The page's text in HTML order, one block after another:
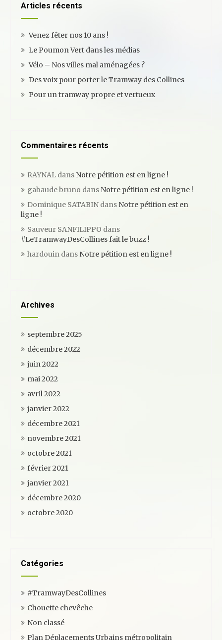
h
Articles récents
Venez fêter nos 10 ans !
Le Poumon Vert dans les médias
Vélo – Nos villes mal aménagées ?
Des voix pour porter le Tramway des Collines
Pour un tramway propre et vertueux
Commentaires récents
RAYNAL dans Notre pétition est en ligne !
gabaude bruno dans Notre pétition est en ligne !
Dominique SATABIN dans Notre pétition est en
ligne !
Sauveur SANFILIPPO dans
#LeTramwayDesCollines fait le buzz !
hardouin dans Notre pétition est en ligne !
Archives
septembre 2025
décembre 2022
juin 2022
mai 2022
avril 2022
janvier 2022
décembre 2021
novembre 2021
octobre 2021
février 2021
janvier 2021
décembre 2020
octobre 2020
Catégories
#TramwayDesCollines
Chouette chevêche
Non classé
Plan Déplacements Urbains métropolitain